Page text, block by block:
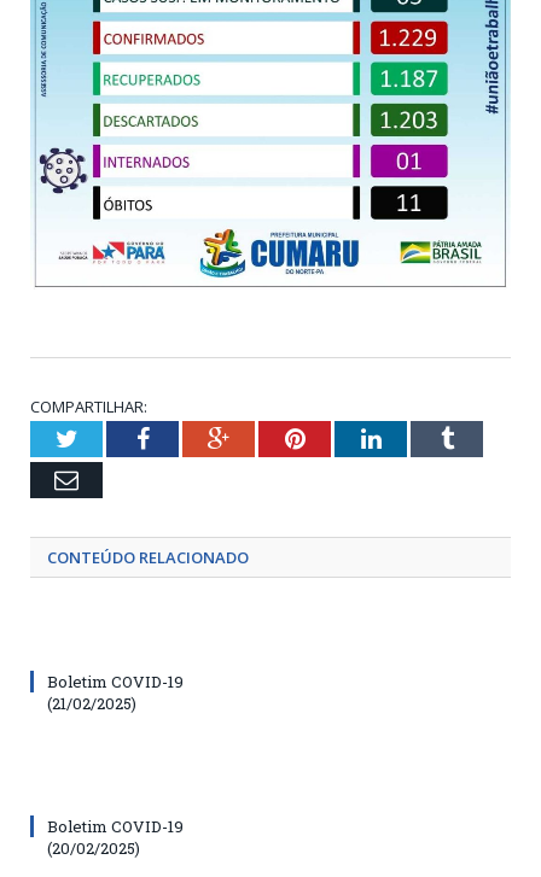
COMPARTILHAR:
TwitterFacebookGoogle+PinterestLinkedInTumblr
Email
CONTEÚDO RELACIONADO
Boletim COVID-19
(21/02/2025)
Boletim COVID-19
(20/02/2025)